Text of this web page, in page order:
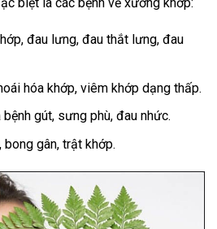
đau lưng, đau thắt lưng, đau
hóa khớp, viêm khớp dạng thấp.
gút, sưng phù, đau nhức.
gân, trật khớp.